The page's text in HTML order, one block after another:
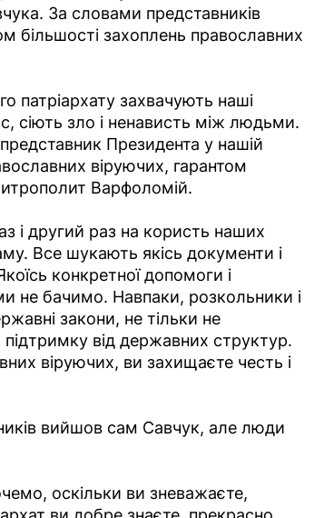
За словами представників
більшості захоплень православних
патріархату захвачують наші
сіють зло і ненависть між людьми.
Президента у нашій
віруючих, гарантом
Варфоломій.
і другий раз на користь наших
Все шукають якісь документи і
конкретної допомоги і
не бачимо. Навпаки, розкольники і
закони, не тільки не
від державних структур.
віруючих, ви захищаєте честь і
вийшов сам Савчук, але люди
оскільки ви зневажаєте,